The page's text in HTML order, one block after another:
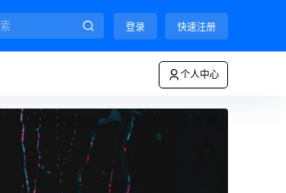
登录 快速注册
个人中心